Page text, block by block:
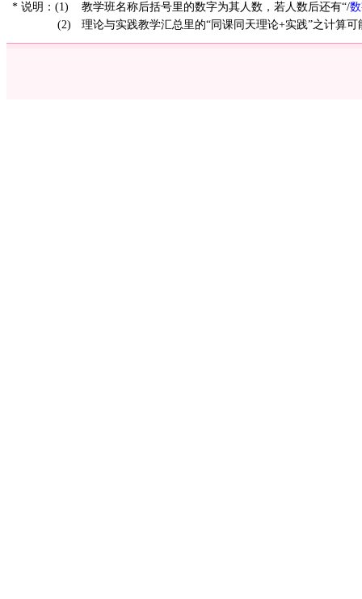
* 说明：(1) 教学班名称后括号里的数字为其人数，若人数后还有“/
(2)
理论与实践教学汇总里的“同课同天理论+实践”之计算